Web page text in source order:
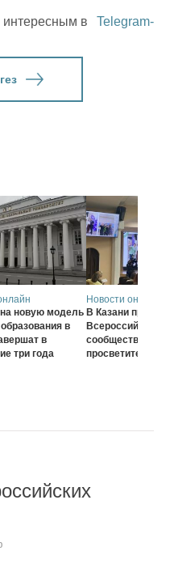
в
Telegram-
новую модель
в
в
три года
Новости онлайн
В Казани
Всероссийского
сообщества
просветителей